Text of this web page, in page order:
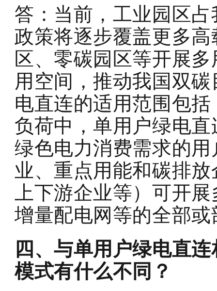
答：当前，工业园区
政策将逐步覆盖更多
区、零碳园区等开展
用空间，推动我国双
电直连的适用范围包
负荷中，单用户绿电
绿色电力消费需求的
业、重点用能和碳排
上下游企业等）可开
增量配电网等的全部
四、与单用户绿电直
模式有什么不同？